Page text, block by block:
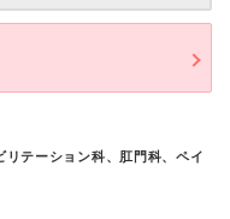
リテーション科、肛門科、ペイ